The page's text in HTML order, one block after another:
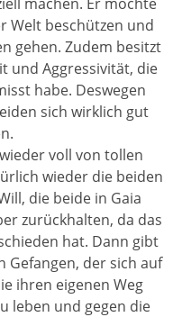
Welt beschützen und
gehen. Zudem besitzt
und Aggressivität, die
habe. Deswegen
sich wirklich gut
voll von tollen
wieder die beiden
die beide in Gaia
zurückhalten, da das
hat. Dann gibt
Gefangen, der sich auf
ihren eigenen Weg
leben und gegen die